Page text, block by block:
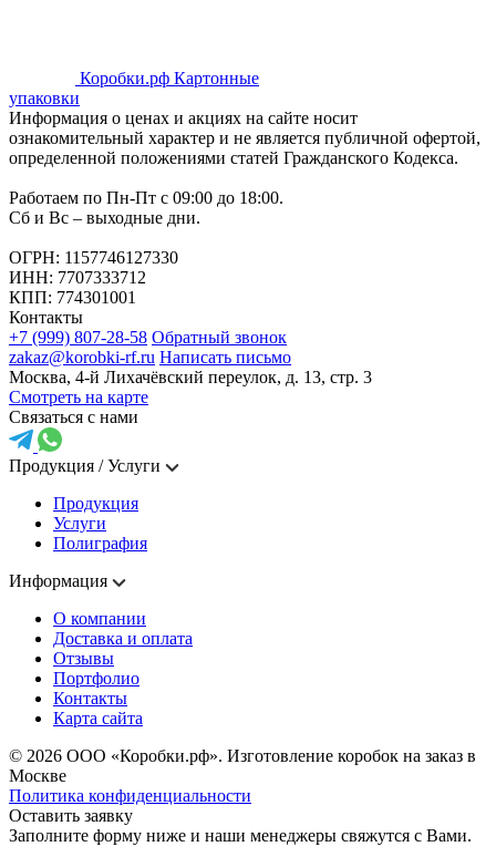
Коробки.рф Картонные
упаковки
Информация о ценах и акциях на сайте носит
ознакомительный характер и не является публичной офертой,
определенной положениями статей Гражданского Кодекса.
Работаем по Пн-Пт с 09:00 до 18:00.
Сб и Вс – выходные дни.
ОГРН: 1157746127330
ИНН: 7707333712
КПП: 774301001
Контакты
+7 (999) 807-28-58 Обратный звонок
zakaz@korobki-rf.ru Написать письмо
Москва, 4-й Лихачёвский переулок, д. 13, стр. 3
Смотреть на карте
Связаться с нами
Продукция / Услуги
Продукция
Услуги
Полиграфия
Информация
О компании
Доставка и оплата
Отзывы
Портфолио
Контакты
Карта сайта
© 2026 ООО «Коробки.рф». Изготовление коробок на заказ в
Москве
Политика конфиденциальности
Оставить заявку
Заполните форму ниже и наши менеджеры свяжутся с Вами.